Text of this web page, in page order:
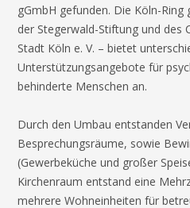
gGmbH gefunden. Die Köln-
der Stegerwald-Stiftung und des
Stadt Köln e. V. – bietet
Unterstützungsangebote für
behinderte Menschen an.
Durch den Umbau entstanden
Besprechungsräume, sowie
(Gewerbeküche und großer
Kirchenraum entstand eine
mehrere Wohneinheiten für